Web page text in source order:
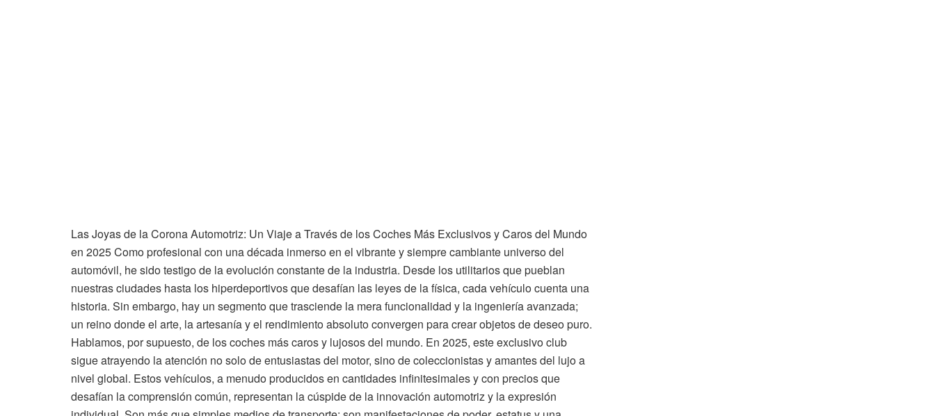
Las Joyas de la Corona Automotriz: Un Viaje a Través de los Coches Más Exclusivos y Caros del Mundo
en 2025 Como profesional con una década inmerso en el vibrante y siempre cambiante universo del
automóvil, he sido testigo de la evolución constante de la industria. Desde los utilitarios que pueblan
nuestras ciudades hasta los hiperdeportivos que desafían las leyes de la física, cada vehículo cuenta una
historia. Sin embargo, hay un segmento que trasciende la mera funcionalidad y la ingeniería avanzada;
un reino donde el arte, la artesanía y el rendimiento absoluto convergen para crear objetos de deseo puro.
Hablamos, por supuesto, de los coches más caros y lujosos del mundo. En 2025, este exclusivo club
sigue atrayendo la atención no solo de entusiastas del motor, sino de coleccionistas y amantes del lujo a
nivel global. Estos vehículos, a menudo producidos en cantidades infinitesimales y con precios que
desafían la comprensión común, representan la cúspide de la innovación automotriz y la expresión